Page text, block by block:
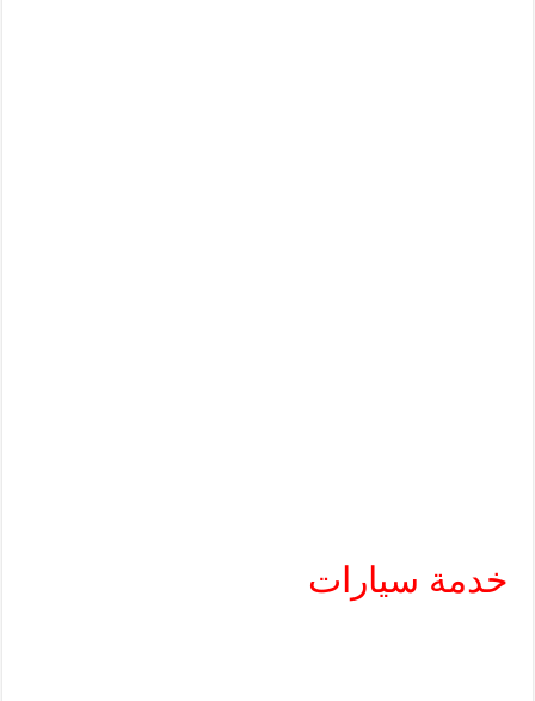
خدمة سيارات